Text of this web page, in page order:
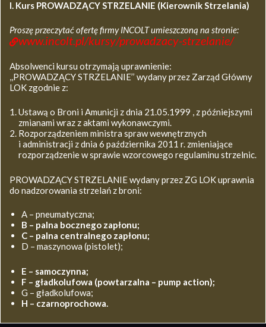
I. Kurs PROWADZĄCY STRZELANIE (Kierownik Strzelania)
Proszę przeczytać ofertę firmy INCOLT umieszczoną na stronie:
www.incolt.pl/kursy/prowadzacy-strzelanie/
Absolwenci kursu otrzymają uprawnienie:
,,PROWADZĄCY STRZELANIE’’ wydany przez Zarząd Główny
LOK zgodnie z:
Ustawą o Broni i Amunicji z dnia 21.05.1999 , z późniejszymi
zmianami wraz z aktami wykonawczymi.
Rozporządzeniem ministra spraw wewnętrznych
i administracji z dnia 6 października 2011 r. zmieniające
rozporządzenie w sprawie wzorcowego regulaminu strzelnic.
PROWADZĄCY STRZELANIE wydany przez ZG LOK uprawnia
do nadzorowania strzelań z broni:
A – pneumatyczna;
B – palna bocznego zapłonu;
C – palna centralnego zapłonu;
D – maszynowa (pistolet);
E – samoczynna;
F – gładkolufowa (powtarzalna – pump action);
G – gładkolufowa;
H – czarnoprochowa.